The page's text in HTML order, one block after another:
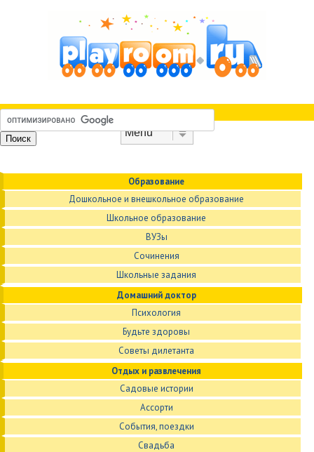
Образование
Дошкольное и внешкольное образование
Школьное образование
ВУЗы
Сочинения
Школьные задания
Домашний доктор
Психология
Будьте здоровы
Советы дилетанта
Отдых и развлечения
Садовые истории
Ассорти
События, поездки
Свадьба